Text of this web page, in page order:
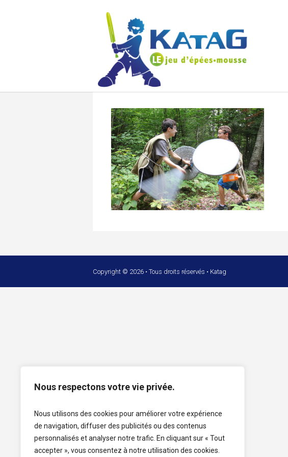
Nous respectons votre vie privée.
Nous utilisons des cookies pour améliorer votre expérience
de navigation, diffuser des publicités ou des contenus
personnalisés et analyser notre trafic. En cliquant sur « Tout
accepter », vous consentez à notre utilisation des cookies.
Copyright © 2026 • Tous droits réservés • Katag